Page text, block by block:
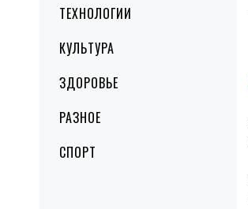
ТЕХНОЛОГИИ
КУЛЬТУРА
ЗДОРОВЬЕ
РАЗНОЕ
СПОРТ